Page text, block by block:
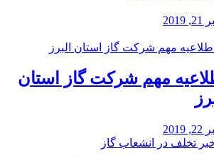
مهم شرکت گاز استان